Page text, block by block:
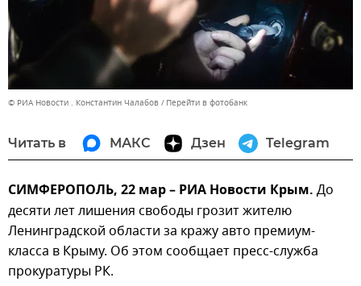
© РИА Новости . Константин Чалабов Перейти в фотобанк
Читать в МАКС Дзен Telegram
СИМФЕРОПОЛЬ, 22 мар – РИА Новости Крым. До
десяти лет лишения свободы грозит жителю
Ленинградской области за кражу авто премиум-
класса в Крыму. Об этом сообщает пресс-служба
прокуратуры РК.